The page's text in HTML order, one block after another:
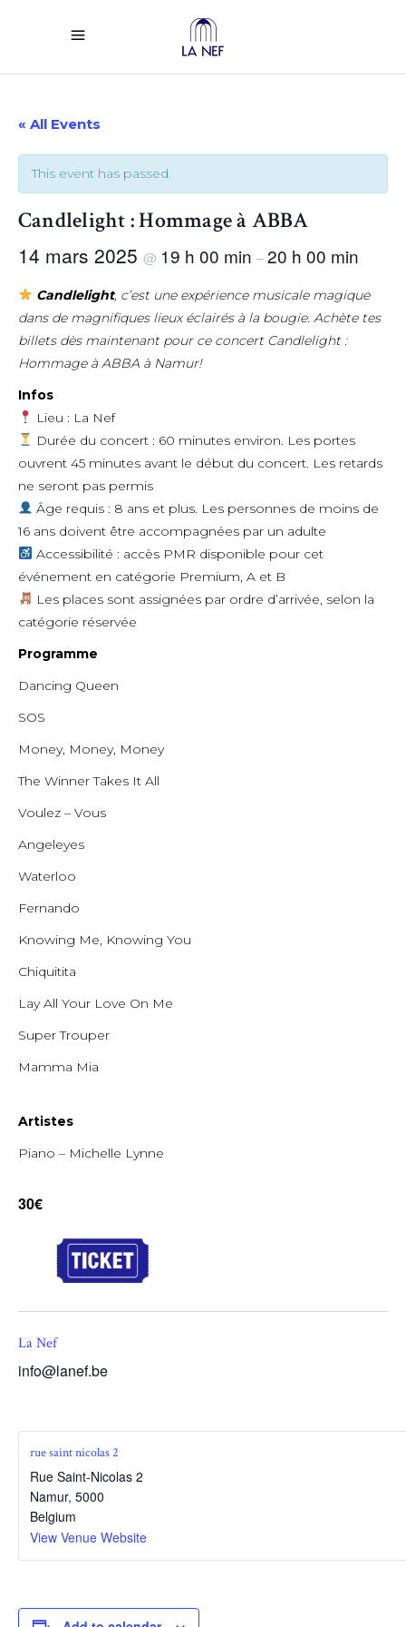
« All Events
This event has passed.
Candlelight : Hommage à ABBA
14 mars 2025 @ 19 h 00 min –20 h 00 min
Candlelight, c’est une expérience musicale magique
dans de magnifiques lieux éclairés à la bougie. Achète tes
billets dès maintenant pour ce concert Candlelight :
Hommage à ABBA à Namur!
Infos
Lieu : La Nef
Durée du concert : 60 minutes environ. Les portes
ouvrent 45 minutes avant le début du concert. Les retards
ne seront pas permis
Âge requis : 8 ans et plus. Les personnes de moins de
16 ans doivent être accompagnées par un adulte
Accessibilité : accès PMR disponible pour cet
événement en catégorie Premium, A et B
Les places sont assignées par ordre d’arrivée, selon la
catégorie réservée
Programme
Dancing Queen
SOS
Money, Money, Money
The Winner Takes It All
Voulez – Vous
Angeleyes
Waterloo
Fernando
Knowing Me, Knowing You
Chiquitita
Lay All Your Love On Me
Super Trouper
Mamma Mia
Artistes
Piano – Michelle Lynne
30€
La Nef
info@lanef.be
rue saint nicolas 2
Rue Saint-Nicolas 2
Namur, 5000
Belgium
View Venue Website